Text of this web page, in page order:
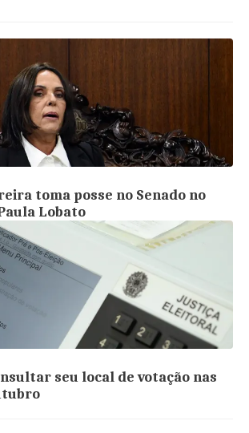
toma posse no Senado no
Lobato
seu local de votação nas